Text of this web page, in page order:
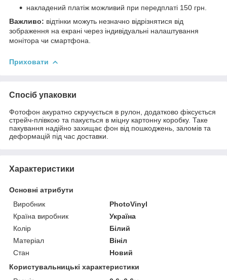
накладений платіж можливий при передплаті 150 грн.
Важливо: відтінки можуть незначно відрізнятися від
зображення на екрані через індивідуальні налаштування
монітора чи смартфона.
Приховати
Спосіб упаковки
Фотофон акуратно скручується в рулон, додатково фіксується
стрейч-плівкою та пакується в міцну картонну коробку. Таке
пакування надійно захищає фон від пошкоджень, заломів та
деформацій під час доставки.
Характеристики
Основні атрибути
Виробник
PhotoVinyl
Країна виробник
Україна
Колір
Білий
Матеріал
Вініл
Стан
Новий
Користувальницькі характеристики